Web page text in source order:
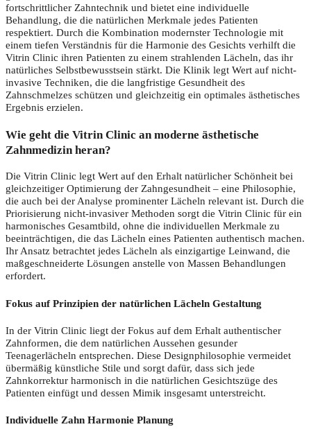
fortschrittlicher Zahntechnik und bietet eine individuelle
Behandlung, die die natürlichen Merkmale jedes Patienten
respektiert. Durch die Kombination modernster Technologie mit
einem tiefen Verständnis für die Harmonie des Gesichts verhilft die
Vitrin Clinic ihren Patienten zu einem strahlenden Lächeln, das ihr
natürliches Selbstbewusstsein stärkt. Die Klinik legt Wert auf nicht-
invasive Techniken, die die langfristige Gesundheit des
Zahnschmelzes schützen und gleichzeitig ein optimales ästhetisches
Ergebnis erzielen.
Wie geht die Vitrin Clinic an moderne ästhetische
Zahnmedizin heran?
Die Vitrin Clinic legt Wert auf den Erhalt natürlicher Schönheit bei
gleichzeitiger Optimierung der Zahngesundheit – eine Philosophie,
die auch bei der Analyse prominenter Lächeln relevant ist. Durch die
Priorisierung nicht-invasiver Methoden sorgt die Vitrin Clinic für ein
harmonisches Gesamtbild, ohne die individuellen Merkmale zu
beeinträchtigen, die das Lächeln eines Patienten authentisch machen.
Ihr Ansatz betrachtet jedes Lächeln als einzigartige Leinwand, die
maßgeschneiderte Lösungen anstelle von Massen Behandlungen
erfordert.
Fokus auf Prinzipien der natürlichen Lächeln Gestaltung
In der Vitrin Clinic liegt der Fokus auf dem Erhalt authentischer
Zahnformen, die dem natürlichen Aussehen gesunder
Teenagerlächeln entsprechen. Diese Designphilosophie vermeidet
übermäßig künstliche Stile und sorgt dafür, dass sich jede
Zahnkorrektur harmonisch in die natürlichen Gesichtszüge des
Patienten einfügt und dessen Mimik insgesamt unterstreicht.
Individuelle Zahn Harmonie Planung